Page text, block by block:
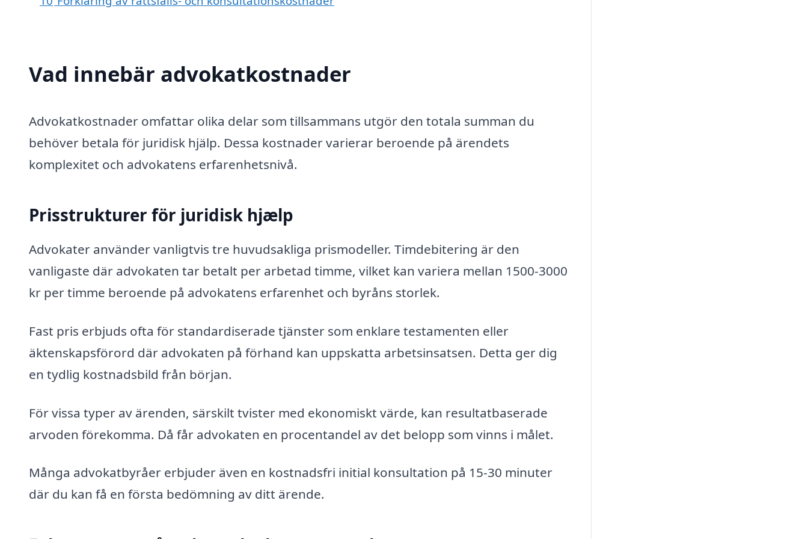
Vad innebär advokatkostnader
Advokatkostnader omfattar olika delar som tillsammans utgör den totala summan du
behöver betala för juridisk hjälp. Dessa kostnader varierar beroende på ärendets
komplexitet och advokatens erfarenhetsnivå.
Prisstrukturer för juridisk hjælp
Advokater använder vanligtvis tre huvudsakliga prismodeller. Timdebitering är den
vanligaste där advokaten tar betalt per arbetad timme, vilket kan variera mellan 1500-3000
kr per timme beroende på advokatens erfarenhet och byråns storlek.
Fast pris erbjuds ofta för standardiserade tjänster som enklare testamenten eller
äktenskapsförord där advokaten på förhand kan uppskatta arbetsinsatsen. Detta ger dig
en tydlig kostnadsbild från början.
För vissa typer av ärenden, särskilt tvister med ekonomiskt värde, kan resultatbaserade
arvoden förekomma. Då får advokaten en procentandel av det belopp som vinns i målet.
Många advokatbyråer erbjuder även en kostnadsfri initial konsultation på 15-30 minuter
där du kan få en första bedömning av ditt ärende.